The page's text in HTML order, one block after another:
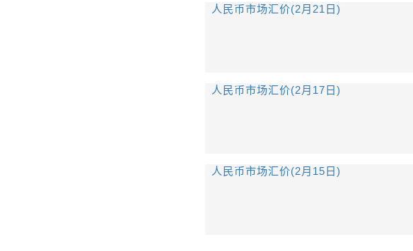
人民币市场汇价(2月21日)
人民币市场汇价(2月17日)
人民币市场汇价(2月15日)